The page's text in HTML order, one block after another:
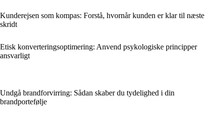
Kunderejsen som kompas: Forstå, hvornår kunden er klar til næste
skridt
Etisk konverteringsoptimering: Anvend psykologiske principper
ansvarligt
Undgå brandforvirring: Sådan skaber du tydelighed i din
brandportefølje